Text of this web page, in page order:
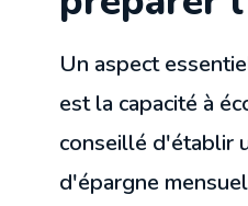
Un aspect
est la capacité à
conseillé d'établir
d'épargne